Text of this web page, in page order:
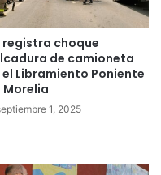
registra choque
de camioneta
el Libramiento Poniente
Morelia
1, 2025